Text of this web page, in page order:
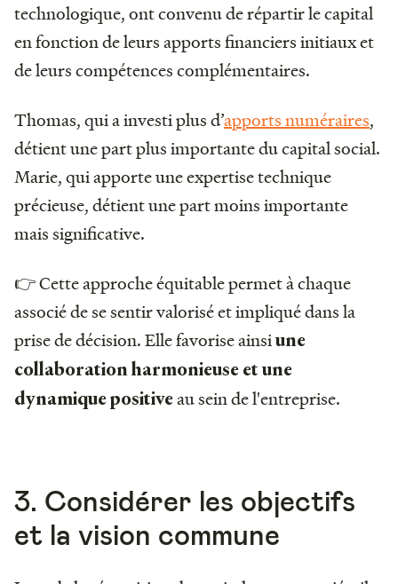
technologique, ont convenu de répartir le capital
en fonction de leurs apports financiers initiaux et
de leurs compétences complémentaires.
Thomas, qui a investi plus d’apports numéraires,
détient une part plus importante du capital social.
Marie, qui apporte une expertise technique
précieuse, détient une part moins importante
mais significative.
👉 Cette approche équitable permet à chaque
associé de se sentir valorisé et impliqué dans la
prise de décision. Elle favorise ainsiune
collaboration harmonieuse et une
dynamique positiveau sein de l'entreprise.
3. Considérer les objectifs
et la vision commune